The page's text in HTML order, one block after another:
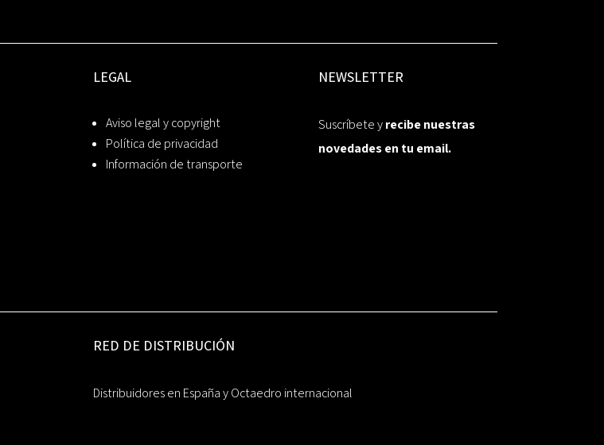
LEGAL
Aviso legal y copyright
Política de privacidad
Información de transporte
NEWSLETTER
Suscríbete yrecibe nuestras
novedades en tu email.
RED DE DISTRIBUCIÓN
Distribuidores en España y Octaedro internacional